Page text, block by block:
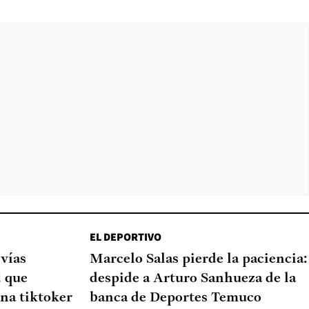
que
tiktoker
EL DEPORTIVO
Marcelo Salas pierde la paciencia:
despide a Arturo Sanhueza de la
banca de Deportes Temuco